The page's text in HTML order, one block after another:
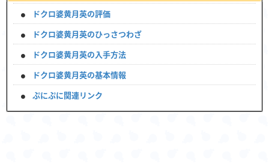
ドクロ婆黄月英の評価
ドクロ婆黄月英のひっさつわざ
ドクロ婆黄月英の入手方法
ドクロ婆黄月英の基本情報
ぷにぷに関連リンク